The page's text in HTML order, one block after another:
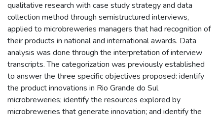
qualitative research with case study strategy and data
collection method through semistructured interviews,
applied to microbreweries managers that had recognition of
their products in national and international awards. Data
analysis was done through the interpretation of interview
transcripts. The categorization was previously established
to answer the three specific objectives proposed: identify
the product innovations in Rio Grande do Sul
microbreweries; identify the resources explored by
microbreweries that generate innovation; and identify the